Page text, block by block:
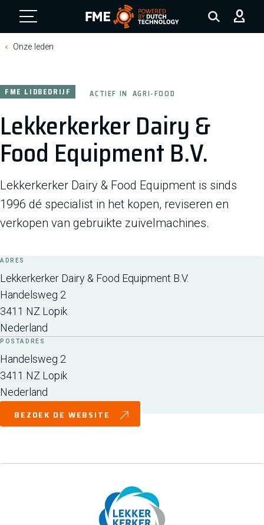
FME Logo, to the homepage
Onze leden
Lekkerkerker Dairy &
Food Equipment B.V.
FME LIDBEDRIJF ACTIEF IN AGRI-FOOD
Lekkerkerker Dairy & Food Equipment is sinds
1996 dé specialist in het kopen, reviseren en
verkopen van gebruikte zuivelmachines.
ADRES
Lekkerkerker Dairy & Food Equipment B.V.
Handelsweg 2
3411 NZ Lopik
Nederland
POSTADRES
Handelsweg 2
3411 NZ Lopik
Nederland
BEZOEK DE WEBSITE